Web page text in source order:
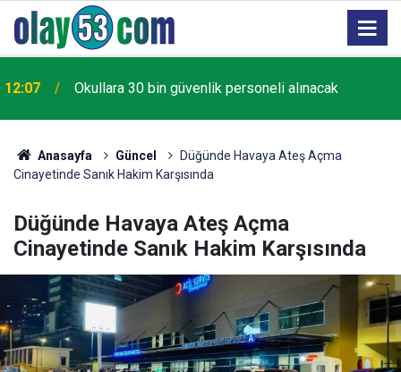
11:49
sökülerek alındı
Anasayfa Güncel
Düğünde Havaya Ateş Açma
Cinayetinde Sanık Hakim Karşısında
Düğünde Havaya Ateş Açma
Cinayetinde Sanık Hakim Karşısında